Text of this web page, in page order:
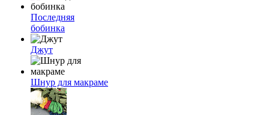
Последняя
бобинка
Джут
Шнур для макраме